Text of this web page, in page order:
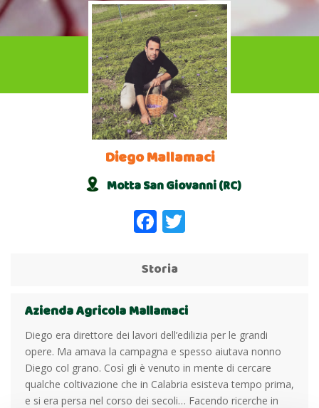
Diego Mallamaci
Motta San Giovanni (RC)
Facebook
Storia
Azienda Agricola Mallamaci
Diego era direttore dei lavori dell’edilizia per le grandi
opere. Ma amava la campagna e spesso aiutava nonno
Diego col grano. Così gli è venuto in mente di cercare
qualche coltivazione che in Calabria esisteva tempo prima,
e si era persa nel corso dei secoli… Facendo ricerche in